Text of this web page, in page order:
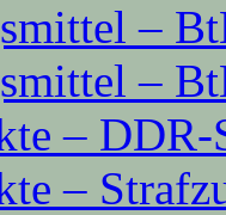
–
–
– DDR-
–